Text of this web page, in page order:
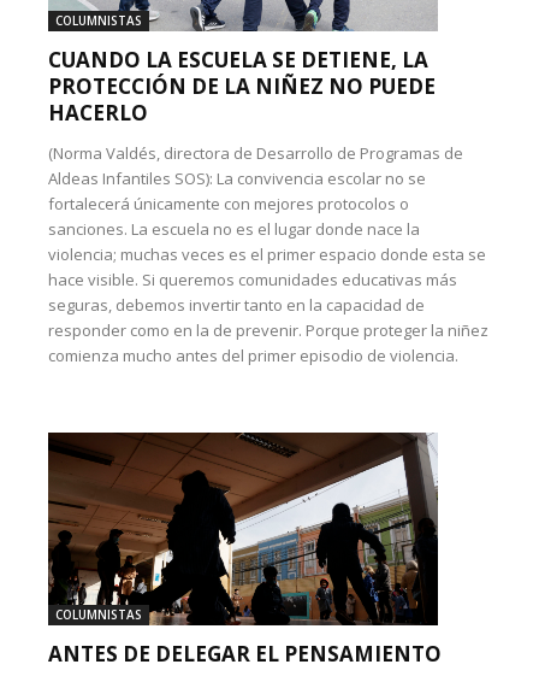
COLUMNISTAS
CUANDO LA ESCUELA SE DETIENE, LA
PROTECCIÓN DE LA NIÑEZ NO PUEDE
HACERLO
(Norma Valdés, directora de Desarrollo de Programas de
Aldeas Infantiles SOS): La convivencia escolar no se
fortalecerá únicamente con mejores protocolos o
sanciones. La escuela no es el lugar donde nace la
violencia; muchas veces es el primer espacio donde esta se
hace visible. Si queremos comunidades educativas más
seguras, debemos invertir tanto en la capacidad de
responder como en la de prevenir. Porque proteger la niñez
comienza mucho antes del primer episodio de violencia.
COLUMNISTAS
ANTES DE DELEGAR EL PENSAMIENTO